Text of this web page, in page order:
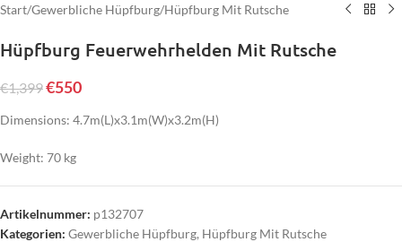
Start/Gewerbliche Hüpfburg/Hüpfburg Mit Rutsche
Hüpfburg Feuerwehrhelden Mit Rutsche
€1,399€550
Dimensions: 4.7m(L)x3.1m(W)x3.2m(H)
Weight: 70 kg
Artikelnummer: p132707
Kategorien: Gewerbliche Hüpfburg, Hüpfburg Mit Rutsche